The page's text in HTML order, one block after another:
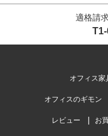
適格請
オフィス家
オフィスのギモン
レビュー お